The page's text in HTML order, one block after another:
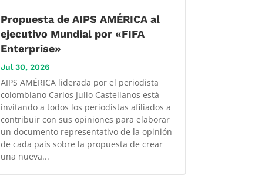
Propuesta de AIPS AMÉRICA al
ejecutivo Mundial por «FIFA
Enterprise»
Jul 30, 2026
AIPS AMÉRICA liderada por el periodista
colombiano Carlos Julio Castellanos está
invitando a todos los periodistas afiliados a
contribuir con sus opiniones para elaborar
un documento representativo de la opinión
de cada país sobre la propuesta de crear
una nueva...